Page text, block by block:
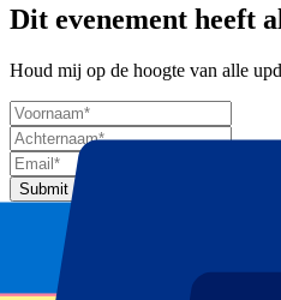
Dit evenement heeft
Houd mij op de hoogte van alle
Submit
Je informatie wordt in
gebruikt.